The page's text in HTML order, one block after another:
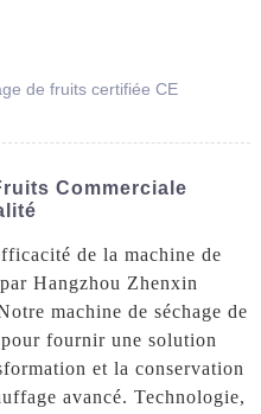
de fruits certifiée CE
Commerciale
de la machine de
Hangzhou Zhenxin
machine de séchage de
fournir une solution
et la conservation
avancé. Technologie,